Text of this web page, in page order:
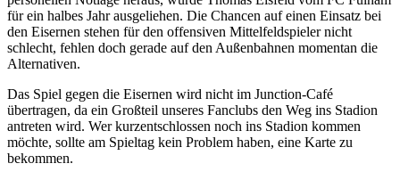
für ein halbes Jahr ausgeliehen. Die Chancen auf einen Einsatz bei
den Eisernen stehen für den offensiven Mittelfeldspieler nicht
schlecht, fehlen doch gerade auf den Außenbahnen momentan die
Alternativen.
Das Spiel gegen die Eisernen wird nicht im Junction-Café
übertragen, da ein Großteil unseres Fanclubs den Weg ins Stadion
antreten wird. Wer kurzentschlossen noch ins Stadion kommen
möchte, sollte am Spieltag kein Problem haben, eine Karte zu
bekommen.